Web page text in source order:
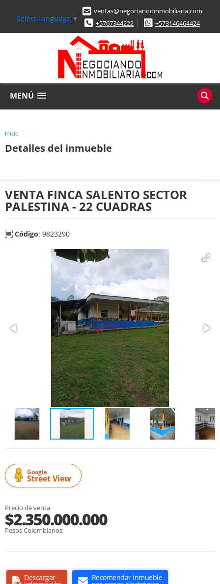
Select Language ▼
ventas@negociandoinmobiliaria.com
+5767344222
+573146464424
MENÚ
Inicio
Detalles del inmueble
VENTA FINCA SALENTO SECTOR
PALESTINA - 22 CUADRAS
Código: 9823290
Google
Street View
Precio de venta
$2.350.000.000
Pesos Colombianos
Descargar Recomendar inmueble